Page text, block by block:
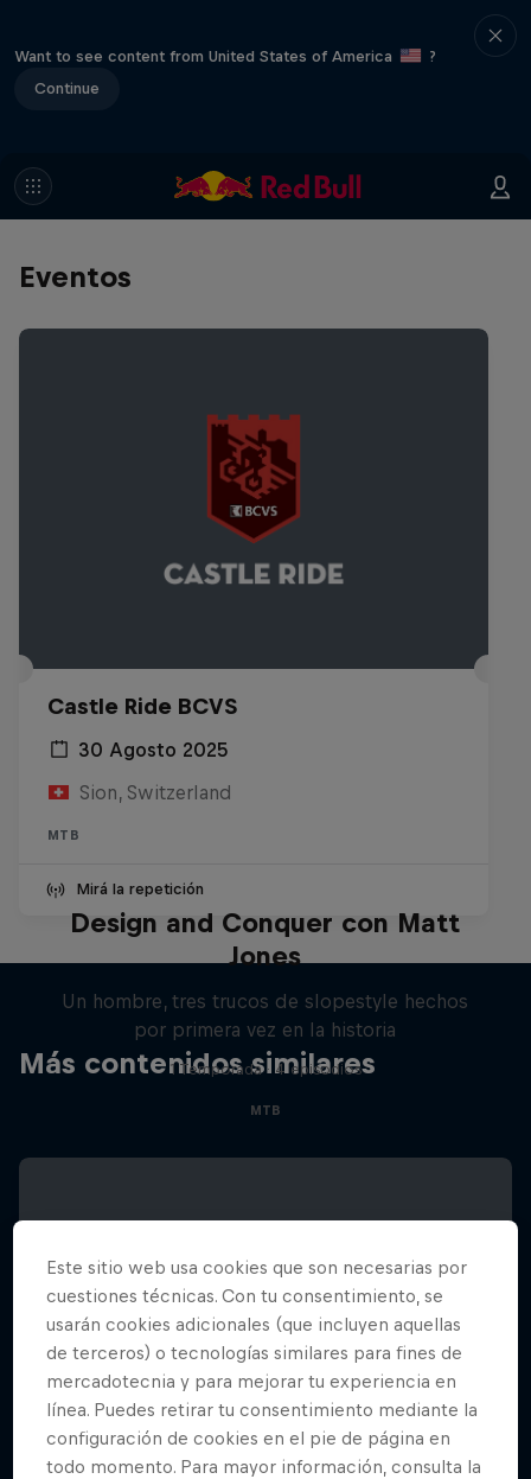
Want to see content from United States of America
?
Continue
Eventos
Castle Ride BCVS
30 Agosto 2025
Sion, Switzerland
MTB
Mirá la repetición
Más contenidos similares
Design and Conquer con Matt
Jones
Un hombre, tres trucos de slopestyle hechos
por primera vez en la historia
1 Temporada · 4 episodios
MTB
Este sitio web usa cookies que son necesarias por
cuestiones técnicas. Con tu consentimiento, se
usarán cookies adicionales (que incluyen aquellas
de terceros) o tecnologías similares para fines de
mercadotecnia y para mejorar tu experiencia en
línea. Puedes retirar tu consentimiento mediante la
configuración de cookies en el pie de página en
todo momento. Para mayor información, consulta la